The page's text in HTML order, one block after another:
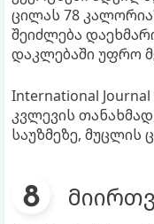
ცილას 78
შეიძლება
დაკლებაში უფრო
International
კვლევის
საუზმეზე, მუცლის